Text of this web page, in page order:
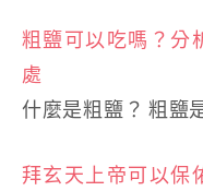
粗鹽可以吃嗎？分
處
什麼是粗鹽？ 粗鹽
拜玄天上帝可以保